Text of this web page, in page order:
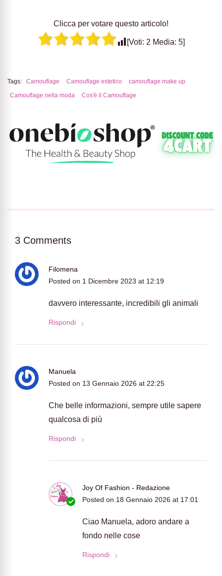
Clicca per votare questo articolo!
[Voti: 2 Media: 5]
Tags: Camouflage Camouflage estetico camouflage make up
Camouflage nella moda Cos'è il Camouflage
3 Comments
Filomena
Posted on 1 Dicembre 2023 at 12:19
davvero interessante, incredibili gli animali
Rispondi
Manuela
Posted on 13 Gennaio 2026 at 22:25
Che belle informazioni, sempre utile sapere
qualcosa di più
Rispondi
Joy Of Fashion - Redazione
Posted on 18 Gennaio 2026 at 17:01
Ciao Manuela, adoro andare a
fondo nelle cose
Rispondi